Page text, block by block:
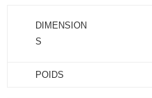
DIMENSION
S
POIDS